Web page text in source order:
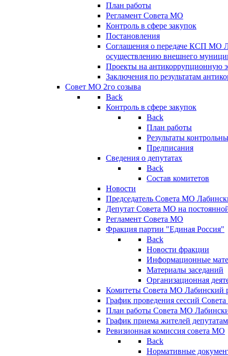
План работы
Регламент Совета МО
Контроль в сфере закупок
Постановления
Соглашения о передаче КСП МО
осуществлению внешнего
Проекты на антикоррупционную
Заключения по результатам
Совет МО 2го созыва
Back
Контроль в сфере закупок
Back
План работы
Результаты
Предписания
Сведения о депутатах
Back
Состав комитетов
Новости
Председатель Совета МО
Депутат Совета МО на
Регламент Совета МО
Фракция партии "Единая Россия"
Back
Новости фракции
Информационные
Материалы заседаний
Организационная
Комитеты Совета МО Лабинский
График проведения сессий
План работы Совета МО
График приема жителей
Ревизионная комиссия совета МО
Back
Нормативные